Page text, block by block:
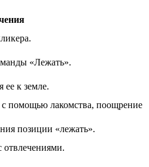
«Лежать».
ее к земле.
помощью лакомства, поощрение
позиции «лежать».
отвлечениями.